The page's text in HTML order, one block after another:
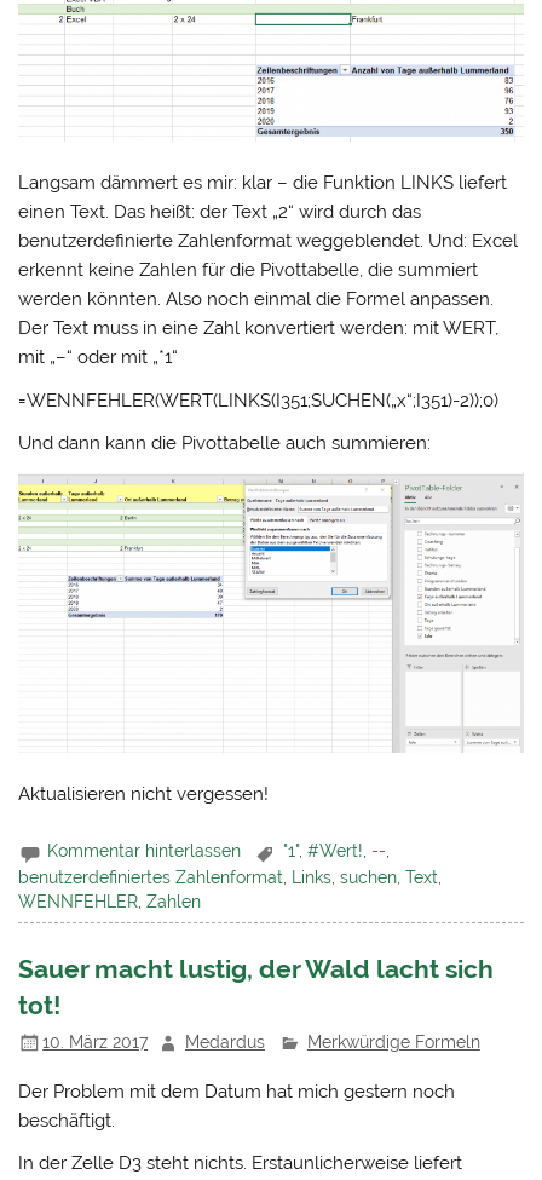
Langsam dämmert es mir: klar – die Funktion LINKS liefert
einen Text. Das heißt: der Text „2“ wird durch das
benutzerdefinierte Zahlenformat weggeblendet. Und: Excel
erkennt keine Zahlen für die Pivottabelle, die summiert
werden könnten. Also noch einmal die Formel anpassen.
Der Text muss in eine Zahl konvertiert werden: mit WERT,
mit „–“ oder mit „*1“
=WENNFEHLER(WERT(LINKS(I351;SUCHEN(„x“;I351)-2));0)
Und dann kann die Pivottabelle auch summieren:
Aktualisieren nicht vergessen!
Kommentar hinterlassen "1",#Wert! --
benutzerdefiniertes Zahlenformat Links ,suchen ,Text
WENNFEHLER ,Zahlen
Sauer macht lustig, der Wald lacht sich
tot!
10. März 2017 Medardus Merkwürdige Formeln
Der Problem mit dem Datum hat mich gestern noch
beschäftigt.
In der Zelle D3 steht nichts. Erstaunlicherweise liefert